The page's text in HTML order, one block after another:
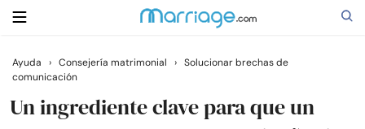
Buscar
Ayuda › Consejería matrimonial › Solucionar brechas de
comunicación
Un ingrediente clave para que un